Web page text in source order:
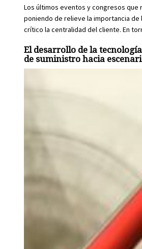
Los últimos eventos y congresos que
poniendo de relieve la importancia
crítico la centralidad del cliente. En
El desarrollo de la
de suministro hacia